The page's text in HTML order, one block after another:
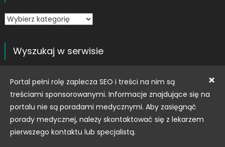
×
Portal pełni rolę zaplecza SEO i treści na nim są
treściami sponsorowanymi. Informacje znajdujące się na
portalu nie są poradami medycznymi. Aby zasięgnąć
porady medycznej, należy skontaktować się z lekarzem
pierwszego kontaktu lub specjalistą.
Kategorie
Wyszukaj w serwisie